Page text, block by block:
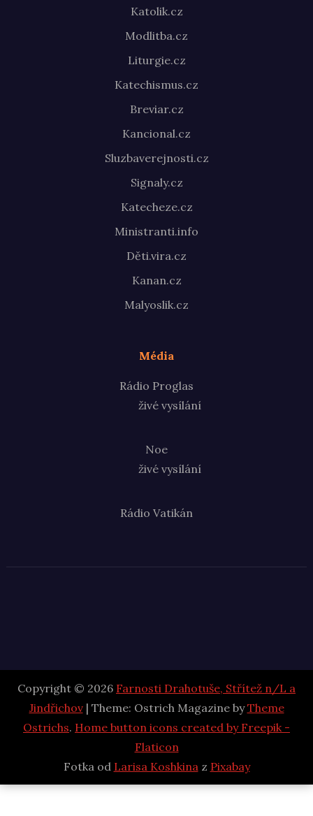
Katolik.cz
Modlitba.cz
Liturgie.cz
Katechismus.cz
Breviar.cz
Kancional.cz
Sluzbaverejnosti.cz
Signaly.cz
Katecheze.cz
Ministranti.info
Děti.vira.cz
Kanan.cz
Malyoslik.cz
Média
Rádio Proglas
živé vysílání
Noe
živé vysílání
Rádio Vatikán
Copyright © 2026 Farnosti Drahotuše, Střítež n/L a
Jindřichov| Theme: Ostrich Magazine byTheme
Ostrichs. Home button icons created by Freepik -
Flaticon
Fotka od Larisa Koshkinaz Pixabay